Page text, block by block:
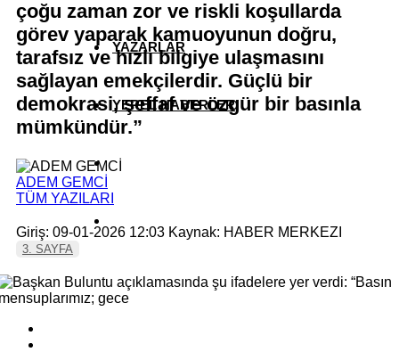
YAZARLAR
YEREL HABERLER
çoğu zaman zor ve riskli koşullarda
görev yaparak kamuoyunun doğru,
tarafsız ve hızlı bilgiye ulaşmasını
sağlayan emekçilerdir. Güçlü bir
demokrasi, şeffaf ve özgür bir basınla
mümkündür.”
ADEM GEMCİ
TÜM YAZILARI
Giriş: 09-01-2026 12:03 Kaynak: HABER MERKEZI
3. SAYFA